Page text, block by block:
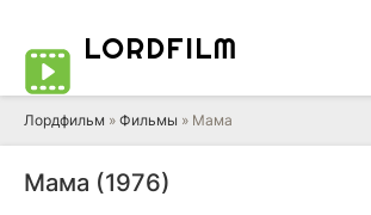
LORDFILM
Лордфильм » Фильмы » Мама
Мама (1976)